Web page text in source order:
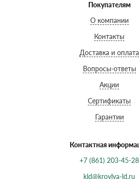
Покупателям
О компании
Контакты
Доставка и оплата
Вопросы-ответы
Акции
Сертификаты
Гарантии
Контактная
+7 (861) 203-45-28
kld@krovlya-ld.ru